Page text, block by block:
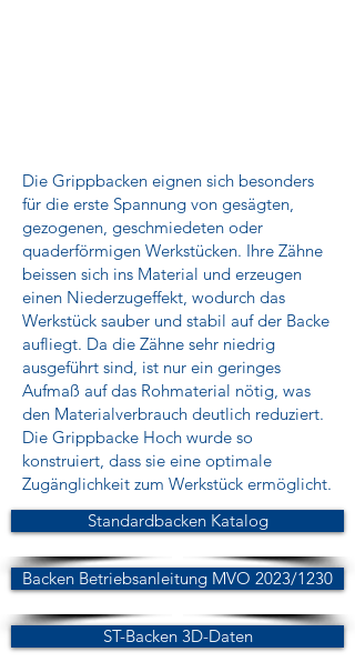
Die Grippbacken eignen sich besonders
für die erste Spannung von gesägten,
gezogenen, geschmiedeten oder
quaderförmigen Werkstücken. Ihre Zähne
beissen sich ins Material und erzeugen
einen Niederzugeffekt, wodurch das
Werkstück sauber und stabil auf der Backe
aufliegt. Da die Zähne sehr niedrig
ausgeführt sind, ist nur ein geringes
Aufmaß auf das Rohmaterial nötig, was
den Materialverbrauch deutlich reduziert.
Die Grippbacke Hoch wurde so
konstruiert, dass sie eine optimale
Zugänglichkeit zum Werkstück ermöglicht.
Standardbacken Katalog
Backen Betriebsanleitung MVO 2023/1230
ST-Backen 3D-Daten